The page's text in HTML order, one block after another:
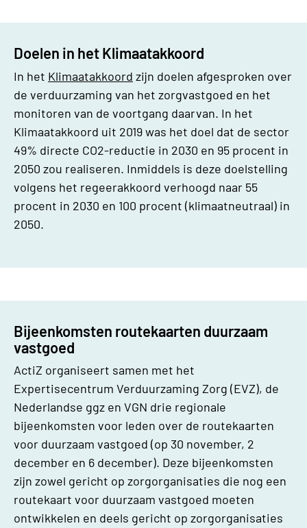
Doelen in het Klimaatakkoord
In het Klimaatakkoord zijn doelen afgesproken over
de verduurzaming van het zorgvastgoed en het
monitoren van de voortgang daarvan. In het
Klimaatakkoord uit 2019 was het doel dat de sector
49% directe CO2-reductie in 2030 en 95 procent in
2050 zou realiseren. Inmiddels is deze doelstelling
volgens het regeerakkoord verhoogd naar 55
procent in 2030 en 100 procent (klimaatneutraal) in
2050.
Bijeenkomsten routekaarten duurzaam
vastgoed
ActiZ organiseert samen met het
Expertisecentrum Verduurzaming Zorg (EVZ), de
Nederlandse ggz en VGN drie regionale
bijeenkomsten voor leden over de routekaarten
voor duurzaam vastgoed (op 30 november, 2
december en 6 december). Deze bijeenkomsten
zijn zowel gericht op zorgorganisaties die nog een
routekaart voor duurzaam vastgoed moeten
ontwikkelen en deels gericht op zorgorganisaties